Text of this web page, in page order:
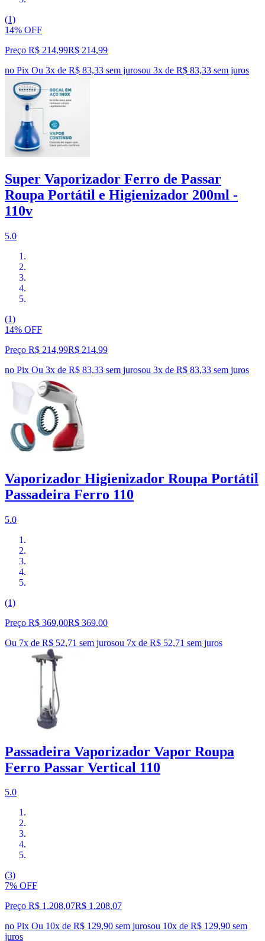
(1)
14% OFF
Preço R$ 214,99R$ 214,99
no Pix Ou 3x de R$ 83,33 sem jurosou 3x de R$ 83,33 sem juros
Super Vaporizador Ferro de Passar
Roupa Portátil e Higienizador 200ml -
110v
5.0
(1)
14% OFF
Preço R$ 214,99R$ 214,99
no Pix Ou 3x de R$ 83,33 sem jurosou 3x de R$ 83,33 sem juros
Vaporizador Higienizador Roupa Portátil
Passadeira Ferro 110
5.0
(1)
Preço R$ 369,00R$ 369,00
Ou 7x de R$ 52,71 sem jurosou 7x de R$ 52,71 sem juros
Passadeira Vaporizador Vapor Roupa
Ferro Passar Vertical 110
5.0
(3)
7% OFF
Preço R$ 1.208,07R$ 1.208,07
no Pix Ou 10x de R$ 129,90 sem jurosou 10x de R$ 129,90 sem
juros